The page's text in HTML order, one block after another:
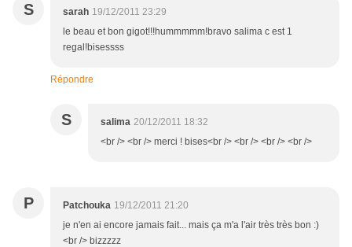
S sarah 19/12/2011 23:29
le beau et bon gigot!!!hummmmm!bravo salima c est 1
regal!bisessss
Répondre
S salima 20/12/2011 18:32
<br /> <br /> merci ! bises<br /> <br /> <br /> <br />
P Patchouka 19/12/2011 21:20
je n'en ai encore jamais fait... mais ça m'a l'air très très bon :)
<br /> bizzzzz